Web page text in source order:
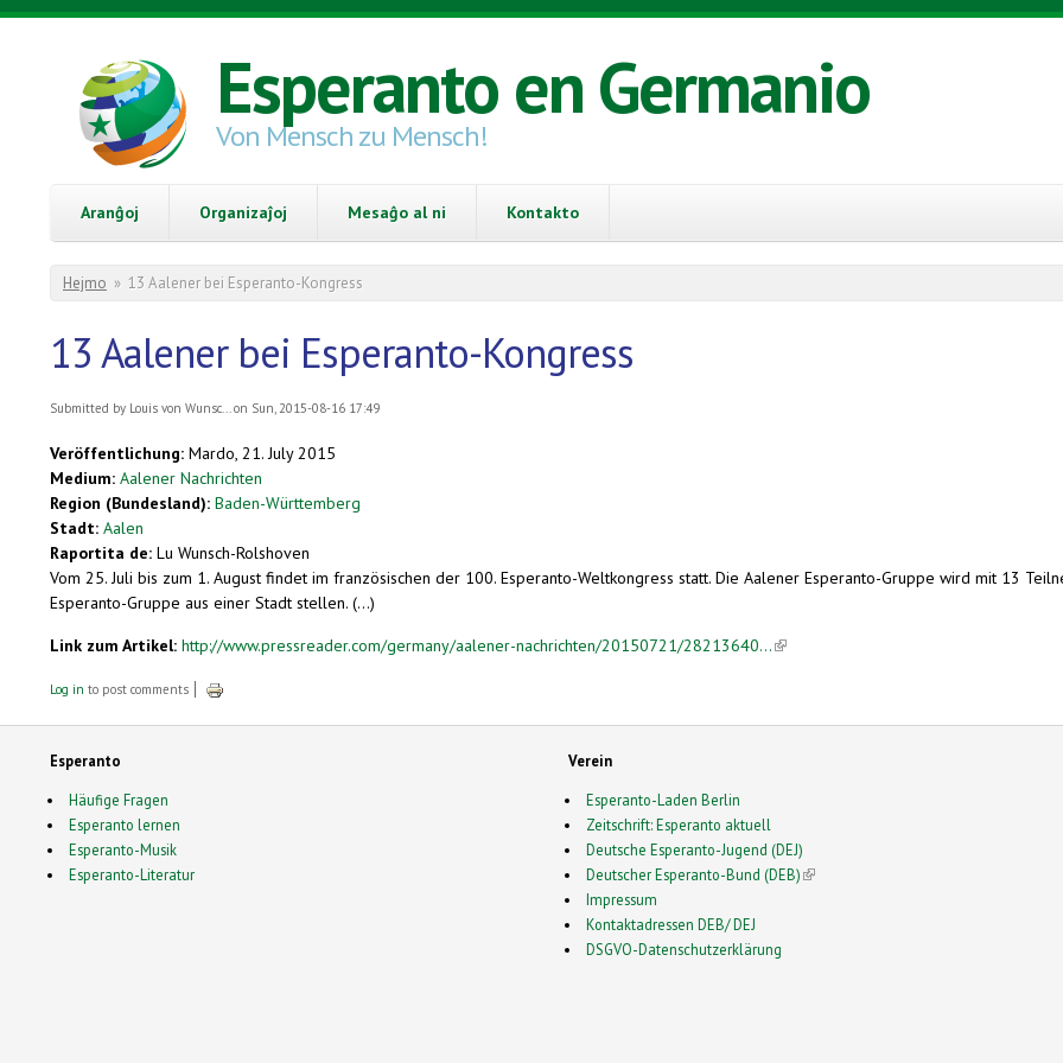
Skip to main content
Esperanto en Germanio
Von Mensch zu Mensch!
Aranĝoj Organizaĵoj Mesaĝo al ni Kontakto
You are here
Hejmo » 13 Aalener bei Esperanto-Kongress
13 Aalener bei Esperanto-Kongress
Submitted by Louis von Wunsc...on Sun, 2015-08-16 17:49
Veröffentlichung: Mardo, 21. July 2015
Medium: Aalener Nachrichten
Region (Bundesland): Baden-Württemberg
Stadt: Aalen
Raportita de: Lu Wunsch-Rolshoven
Vom 25. Juli bis zum 1. August findet im französischen der 100. Esperanto-Weltkongress statt. Die Aalener Esperanto-Gruppe wird mit 13
Esperanto-Gruppe aus einer Stadt stellen. (...)
Link zum Artikel: http://www.pressreader.com/germany/aalener-nachrichten/20150721/28213640...(link is external)
Log in to post comments
Esperanto
Häufige Fragen
Esperanto lernen
Esperanto-Musik
Esperanto-Literatur
Verein
Esperanto-Laden Berlin
Zeitschrift: Esperanto aktuell
Deutsche Esperanto-Jugend (DEJ)
Deutscher Esperanto-Bund (DEB)(link is external)
Impressum
Kontaktadressen DEB/ DEJ
DSGVO-Datenschutzerklärung